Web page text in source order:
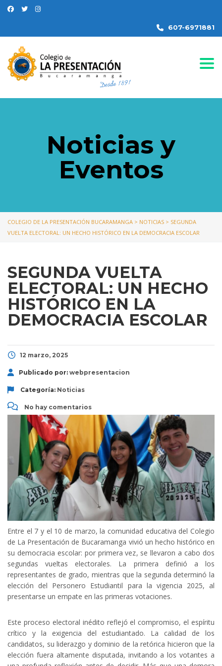
607-6971881
Noticias y
Eventos
COLEGIO DE LA PRESENTACIÓN BUCARAMANGA > NOTICIAS > SEGUNDA
VUELTA ELECTORAL: UN HECHO HISTÓRICO EN LA DEMOCRACIA ESCOLAR
SEGUNDA VUELTA
ELECTORAL: UN HECHO
HISTÓRICO EN LA
DEMOCRACIA ESCOLAR
12 marzo, 2025
Publicado por: webpresentacion
Categoría: Noticias
No hay comentarios
Entre el 7 y el 10 de marzo, la comunidad educativa del Colegio
de La Presentación de Bucaramanga vivió un hecho histórico en
su democracia escolar: por primera vez, se llevaron a cabo dos
segundas vueltas electorales. La primera definió a los
representantes de grado, mientras que la segunda determinó la
elección del Personero Estudiantil para la vigencia 2025, al
presentarse un empate en las primeras votaciones.
Este proceso electoral inédito reflejó el compromiso, el espíritu
crítico y la exigencia del estudiantado. La calidad de los
candidatos, su liderazgo y dominio de la retórica hicieron que la
elección fuera altamente disputada, invitando a los votantes a